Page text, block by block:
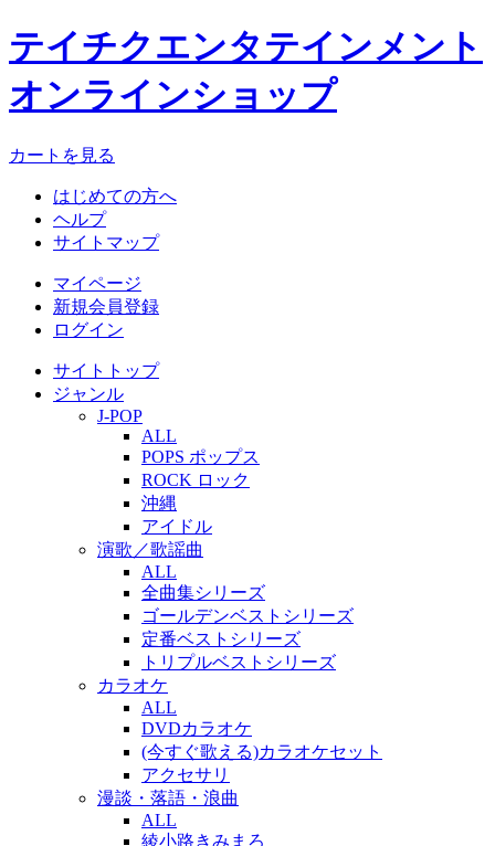
テイチクエンタテインメント
オンラインショップ
カートを見る
はじめての方へ
ヘルプ
サイトマップ
マイページ
新規会員登録
ログイン
サイトトップ
ジャンル
J-POP
ALL
POPS ポップス
ROCK ロック
沖縄
アイドル
演歌／歌謡曲
ALL
全曲集シリーズ
ゴールデンベストシリーズ
定番ベストシリーズ
トリプルベストシリーズ
カラオケ
ALL
DVDカラオケ
(今すぐ歌える)カラオケセット
アクセサリ
漫談・落語・浪曲
ALL
綾小路きみまろ